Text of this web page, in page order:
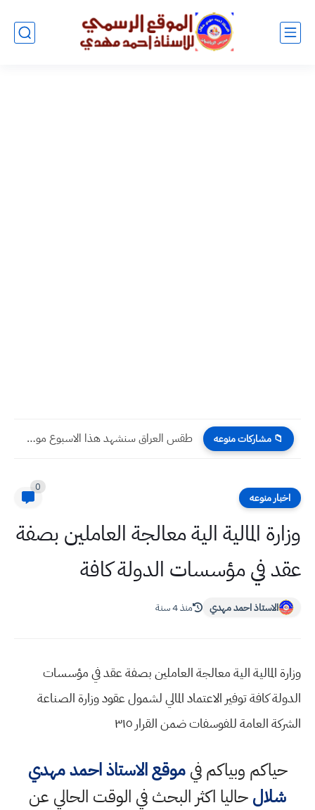
📁 مشاركات منوعه طقس العراق سنشهد هذا الاسبوع موجات امطار جديدة
اخبار منوعه
0
وزارة المالية الية معالجة العاملين بصفة
عقد في مؤسسات الدولة كافة
الاستاذ احمد مهدي منذ 4 سنة
وزارة المالية الية معالجة العاملين بصفة عقد في مؤسسات
الدولة كافة توفير الاعتماد المالي لشمول عقود وزارة الصناعة
الشركة العامة للفوسفات ضمن القرار ٣١٥
حياكم وبياكم فيموقع الاستاذ احمد مهدي
شلالحاليا اكثر البحث في الوقت الحالي عن